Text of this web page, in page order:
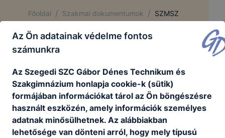
Főoldal / Szakmai dokumentumok / SZMSZ
Szegedi SZC Gábor Dénes Technikum és
Szabályzata (tervezet)
Szervezeti és Működési Szabályzat letöltés
Az Ön adatainak védelme fontos
számunkra
Az Szegedi SZC Gábor Dénes Technikum és
Szakgimnázium honlapja cookie-k (sütik)
formájában információkat tárol az Ön böngészésre
használt eszközén, amely információk személyes
adatnak minősülhetnek. Az alábbiakban
lehetősége van dönteni arról, hogy mely típusú